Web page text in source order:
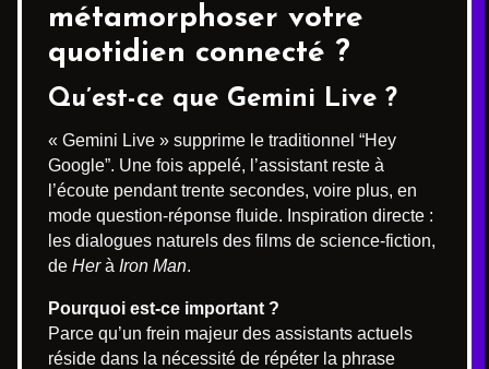
métamorphoser votre
quotidien connecté ?
Qu’est-ce que Gemini Live ?
« Gemini Live » supprime le traditionnel “Hey
Google”. Une fois appelé, l’assistant reste à
l’écoute pendant trente secondes, voire plus, en
mode question-réponse fluide. Inspiration directe :
les dialogues naturels des films de science-fiction,
de Herà Iron Man.
Pourquoi est-ce important ?
Parce qu’un frein majeur des assistants actuels
réside dans la nécessité de répéter la phrase